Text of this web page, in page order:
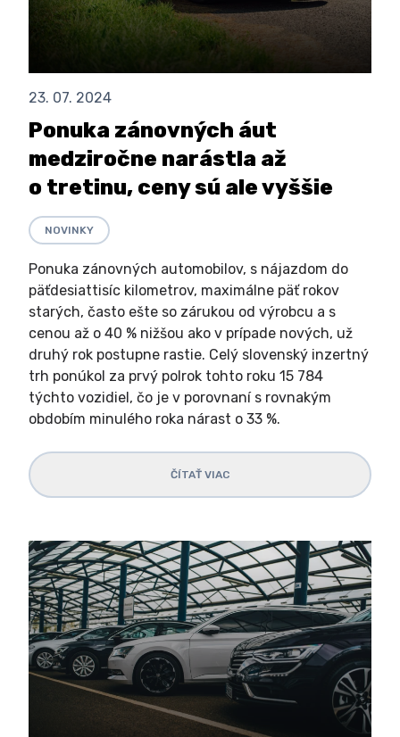
23. 07. 2024
Ponuka zánovných áut
medziročne narástla až
o tretinu, ceny sú ale vyššie
NOVINKY
Ponuka zánovných automobilov, s nájazdom do
päťdesiattisíc kilometrov, maximálne päť rokov
starých, často ešte so zárukou od výrobcu a s
cenou až o 40 % nižšou ako v prípade nových, už
druhý rok postupne rastie. Celý slovenský inzertný
trh ponúkol za prvý polrok tohto roku 15 784
týchto vozidiel, čo je v porovnaní s rovnakým
obdobím minulého roka nárast o 33 %.
ČÍTAŤ VIAC